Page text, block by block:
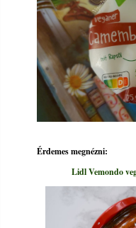
Érdemes megnézni:
Lidl Vemondo